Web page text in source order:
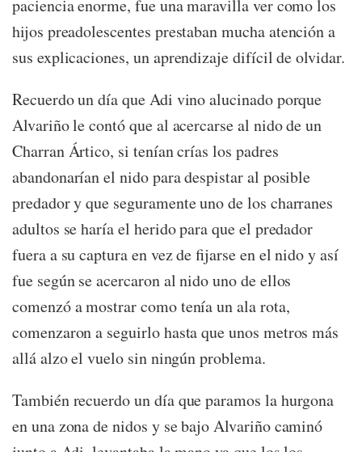
paciencia enorme, fue una maravilla ver como los
hijos preadolescentes prestaban mucha atención a
sus explicaciones, un aprendizaje difícil de olvidar.
Recuerdo un día que Adi vino alucinado porque
Alvariño le contó que al acercarse al nido de un
Charran Ártico, si tenían crías los padres
abandonarían el nido para despistar al posible
predador y que seguramente uno de los charranes
adultos se haría el herido para que el predador
fuera a su captura en vez de fijarse en el nido y así
fue según se acercaron al nido uno de ellos
comenzó a mostrar como tenía un ala rota,
comenzaron a seguirlo hasta que unos metros más
allá alzo el vuelo sin ningún problema.
También recuerdo un día que paramos la hurgona
en una zona de nidos y se bajo Alvariño caminó